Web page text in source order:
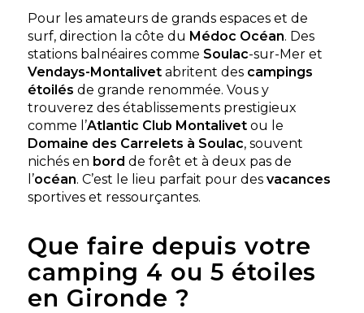
Pour les amateurs de grands espaces et de
surf, direction la côte du Médoc Océan. Des
stations balnéaires comme Soulac-sur-Mer et
Vendays-Montalivet abritent des campings
étoilés de grande renommée. Vous y
trouverez des établissements prestigieux
comme l’Atlantic Club Montalivet ou le
Domaine des Carrelets à Soulac, souvent
nichés en bord de forêt et à deux pas de
l’océan. C’est le lieu parfait pour desvacances
sportives et ressourçantes.
Que faire depuis votre
camping 4 ou 5 étoiles
en Gironde ?
Dès 560€ / semaine en location
Dès28€/ nuit en emplacement
Découvrir
Camping Talaris Vacances